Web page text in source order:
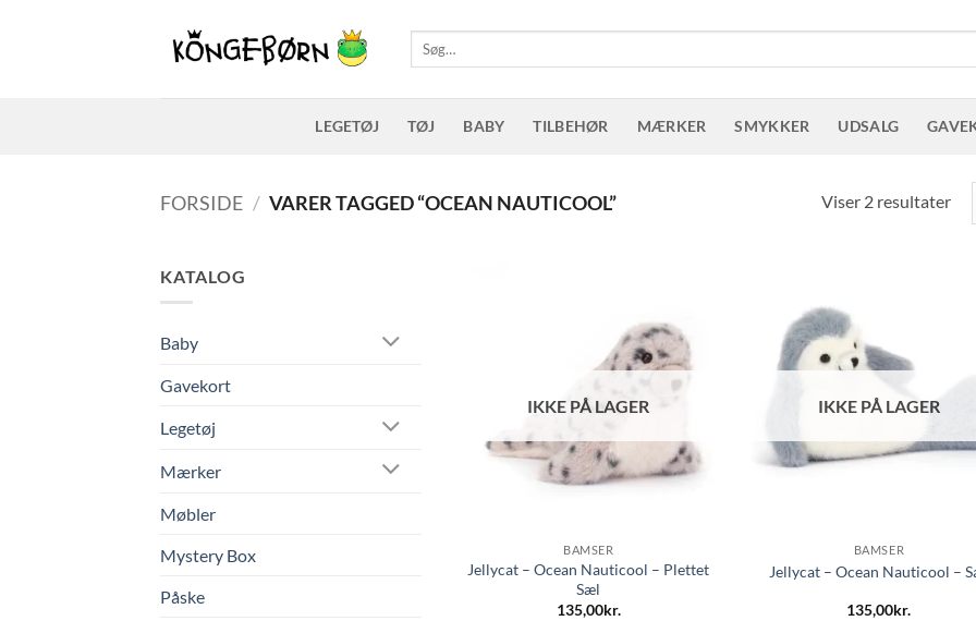
Søg
efter:
LEGETØJ TØJ BABY TILBEHØR MÆRKER SMYKKER UDSALG
FORSIDE / VARER TAGGED “OCEAN NAUTICOOL” Viser 2 resultater
KATALOG
Baby
Gavekort
Legetøj
Mærker
Møbler
Mystery Box
Påske
IKKE PÅ LAGER
BAMSER
Jellycat – Ocean Nauticool – Plettet
Sæl
135,00kr.
IKKE PÅ LAGER
BAMSER
Jellycat – Ocean Nauticool –
135,00kr.